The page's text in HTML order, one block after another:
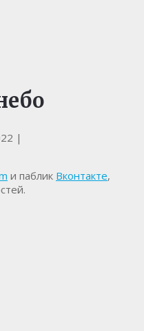
|
и паблик Вконтакте,